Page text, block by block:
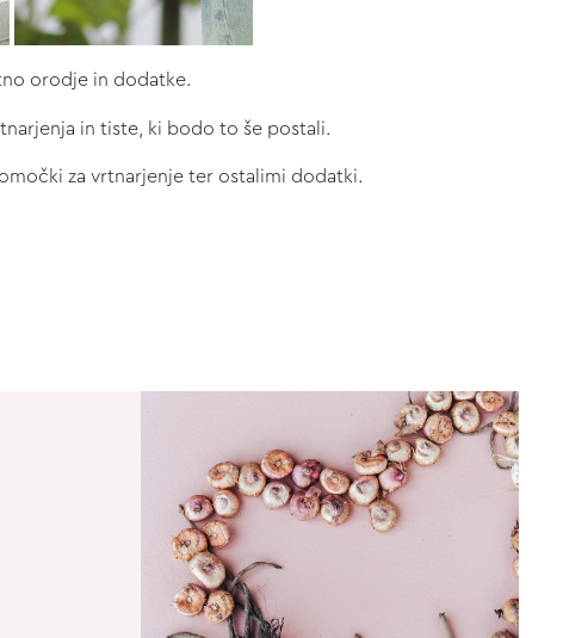
orodje in dodatke.
in tiste, ki bodo to še postali.
za vrtnarjenje ter ostalimi dodatki.